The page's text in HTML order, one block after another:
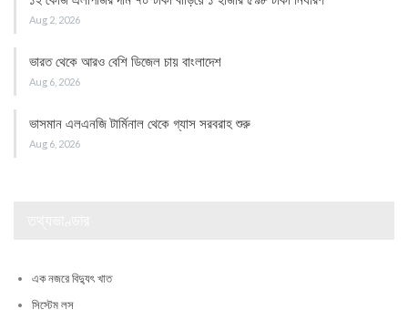
Aug 2, 2026
ভারত থেকে আরও বেশি ডিজেল চায় বাংলাদেশ
Aug 6, 2026
ভাসমান এলএনজি টার্মিনাল থেকে গ্যাস সরবরাহ শুরু
Aug 6, 2026
এক নজরে বিদ্যুৎ খাত
সিস্টেম লস